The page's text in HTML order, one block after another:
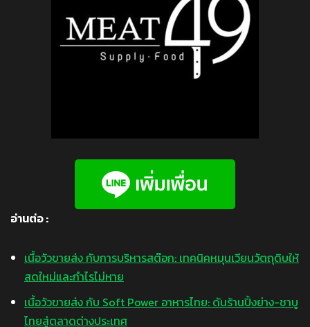
อ่านต่อ :
เนื้อวัวขายส่ง กับการบริหารสต๊อก: เทคนิคหมุนเวียนวัตถุดิบให้
สดใหม่และกำไรไม่หาย
เนื้อวัวขายส่ง กับ Soft Power อาหารไทย: ดันร้านปิ้งย่าง-ชาบู
ไทยสู่ตลาดต่างประเทศ